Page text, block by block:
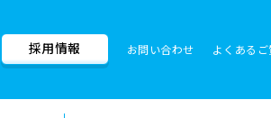
採用情報 お問い合わせ よくある
品質管理とサポート体制